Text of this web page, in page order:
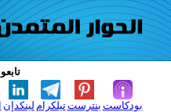
لينكدإن تيلكرامبنترست بودكاست